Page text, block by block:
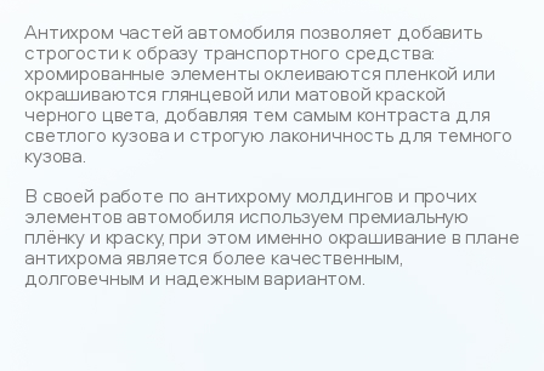
Антихром частей автомобиля позволяет добавить
строгости к образу транспортного средства:
хромированные элементы оклеиваются пленкой или
окрашиваются глянцевой или матовой краской
черного цвета, добавляя тем самым контраста для
светлого кузова и строгую лаконичность для темного
кузова.
В своей работе по антихрому молдингов и прочих
элементов автомобиля используем премиальную
плёнку и краску, при этом именно окрашивание в плане
антихрома является более качественным,
долговечным и надежным вариантом.